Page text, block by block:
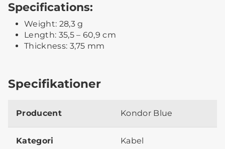
Specifications:
Weight: 28,3 g
Length: 35,5 – 60,9 cm
Thickness: 3,75 mm
Specifikationer
Producent Kondor Blue
Kategori Kabel